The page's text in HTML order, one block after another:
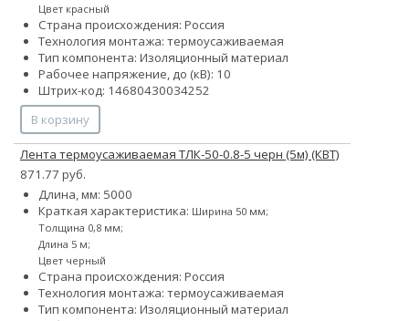
Цвет красный
Страна происхождения: Россия
Технология монтажа: термоусаживаемая
Тип компонента: Изоляционный материал
Рабочее напряжение, до (кВ): 10
Штрих-код: 14680430034252
В корзину
Лента термоусаживаемая ТЛК-50-0.8-5 черн (5м) (КВТ)
871.77 руб.
Длина, мм: 5000
Краткая характеристика: Ширина 50 мм;
Толщина 0,8 мм;
Длина 5 м;
Цвет черный
Страна происхождения: Россия
Технология монтажа: термоусаживаемая
Тип компонента: Изоляционный материал